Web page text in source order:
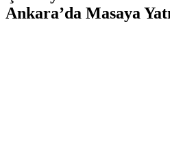
Ankara’da Masaya